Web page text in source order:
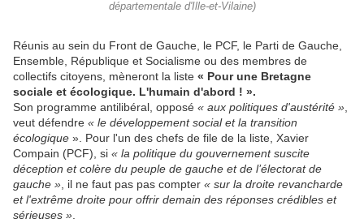
départementale d'Ille-et-Vilaine)
Réunis au sein du Front de Gauche, le PCF, le Parti de Gauche,
Ensemble, République et Socialisme ou des membres de
collectifs citoyens, mèneront la liste « Pour une Bretagne
sociale et écologique. L'humain d'abord ! ».
Son programme antilibéral, opposé « aux politiques d'austérité »
veut défendre « le développement social et la transition
écologique ». Pour l'un des chefs de file de la liste, Xavier
Compain (PCF), si « la politique du gouvernement suscite
déception et colère du peuple de gauche et de l’électorat de
gauche » , il ne faut pas pas compter « sur la droite revancharde
et l'extrême droite pour offrir demain des réponses crédibles et
sérieuses »